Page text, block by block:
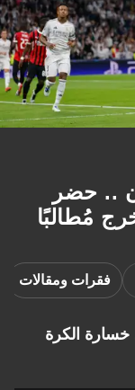
.. حضر
مُطالبًا
فقرات ومقالات
خسارة الكرة